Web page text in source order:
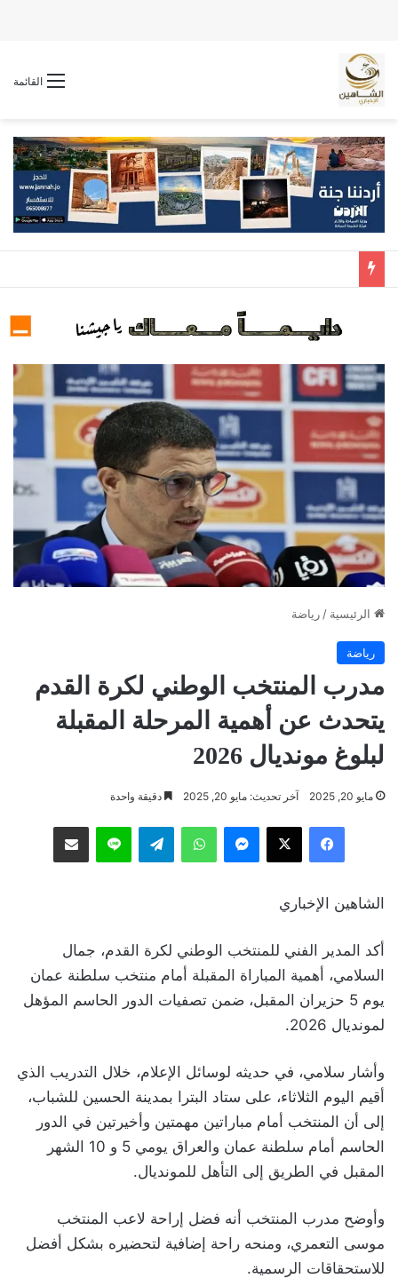
القائمة
الرئيسية /رياضة
رياضة
مدرب المنتخب الوطني لكرة القدم
يتحدث عن أهمية المرحلة المقبلة
لبلوغ مونديال 2026
مايو 20, 2025 آخر تحديث: مايو 20, 2025 دقيقة واحدة
فيسبوك ‫X ماسنجر واتساب تيلقرام لاين مشاركة عبر البريد
الشاهين الإخباري
أكد المدير الفني للمنتخب الوطني لكرة القدم، جمال
السلامي، أهمية المباراة المقبلة أمام منتخب سلطنة عمان
يوم 5 حزيران المقبل، ضمن تصفيات الدور الحاسم المؤهل
لمونديال 2026.
وأشار سلامي، في حديثه لوسائل الإعلام، خلال التدريب الذي
أقيم اليوم الثلاثاء، على ستاد البترا بمدينة الحسين للشباب،
إلى أن المنتخب أمام مباراتين مهمتين وأخيرتين في الدور
الحاسم أمام سلطنة عمان والعراق يومي 5 و 10 الشهر
المقبل في الطريق إلى التأهل للمونديال.
وأوضح مدرب المنتخب أنه فضل إراحة لاعب المنتخب
موسى التعمري، ومنحه راحة إضافية لتحضيره بشكل أفضل
للاستحقاقات الرسمية.